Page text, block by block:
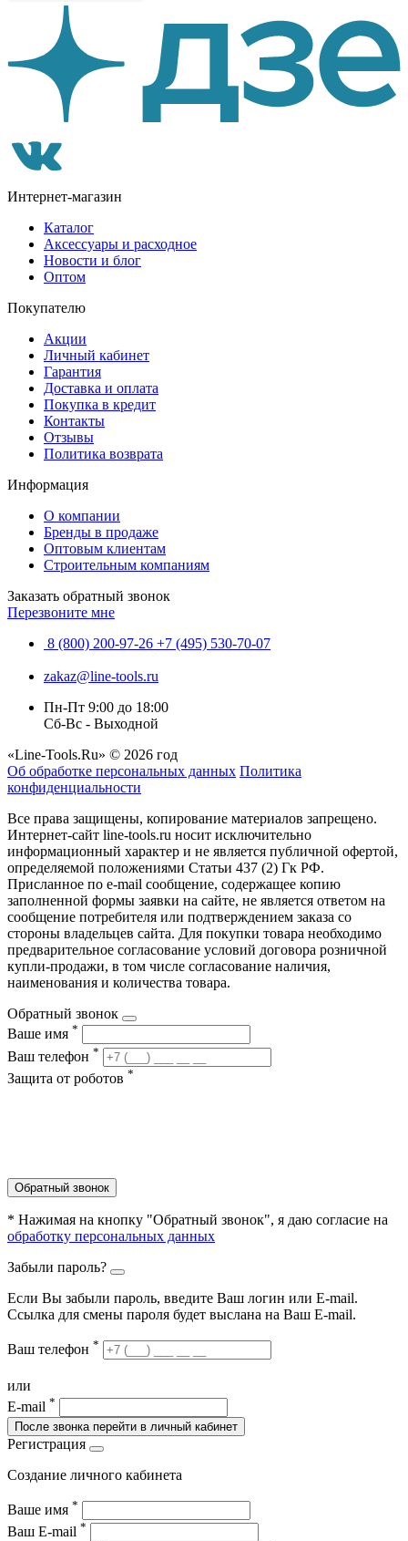
Интернет-магазин
Каталог
Аксессуары и расходное
Новости и блог
Оптом
Покупателю
Акции
Личный кабинет
Гарантия
Доставка и оплата
Покупка в кредит
Контакты
Отзывы
Политика возврата
Информация
О компании
Бренды в продаже
Оптовым клиентам
Строительным компаниям
Заказать обратный звонок
Перезвоните мне
8 (800) 200-97-26 +7 (495) 530-70-07
zakaz@line-tools.ru
Пн-Пт 9:00 до 18:00
Сб-Вс - Выходной
«Line-Tools.Ru» © 2026 год
Об обработке персональных данных Политика
конфиденциальности
Все права защищены, копирование материалов запрещено.
Интернет-сайт line-tools.ru носит исключительно
информационный характер и не является публичной офертой,
определяемой положениями Статьи 437 (2) Гк РФ.
Присланное по e-mail сообщение, содержащее копию
заполненной формы заявки на сайте, не является ответом на
сообщение потребителя или подтверждением заказа со
стороны владельцев сайта. Для покупки товара необходимо
предварительное согласование условий договора розничной
купли-продажи, в том числе согласование наличия,
наименования и количества товара.
Обратный звонок
Ваше имя *
Ваш телефон *
Защита от роботов *
Обратный звонок
* Нажимая на кнопку "Обратный звонок", я даю согласие на
обработку персональных данных
Забыли пароль?
Если Вы забыли пароль, введите Ваш логин или Е-mail.
Ссылка для смены пароля будет выслана на Ваш E-mail.
Ваш телефон *
или
E-mail *
После звонка перейти в личный кабинет
Регистрация
Создание личного кабинета
Ваше имя *
Ваш E-mail *